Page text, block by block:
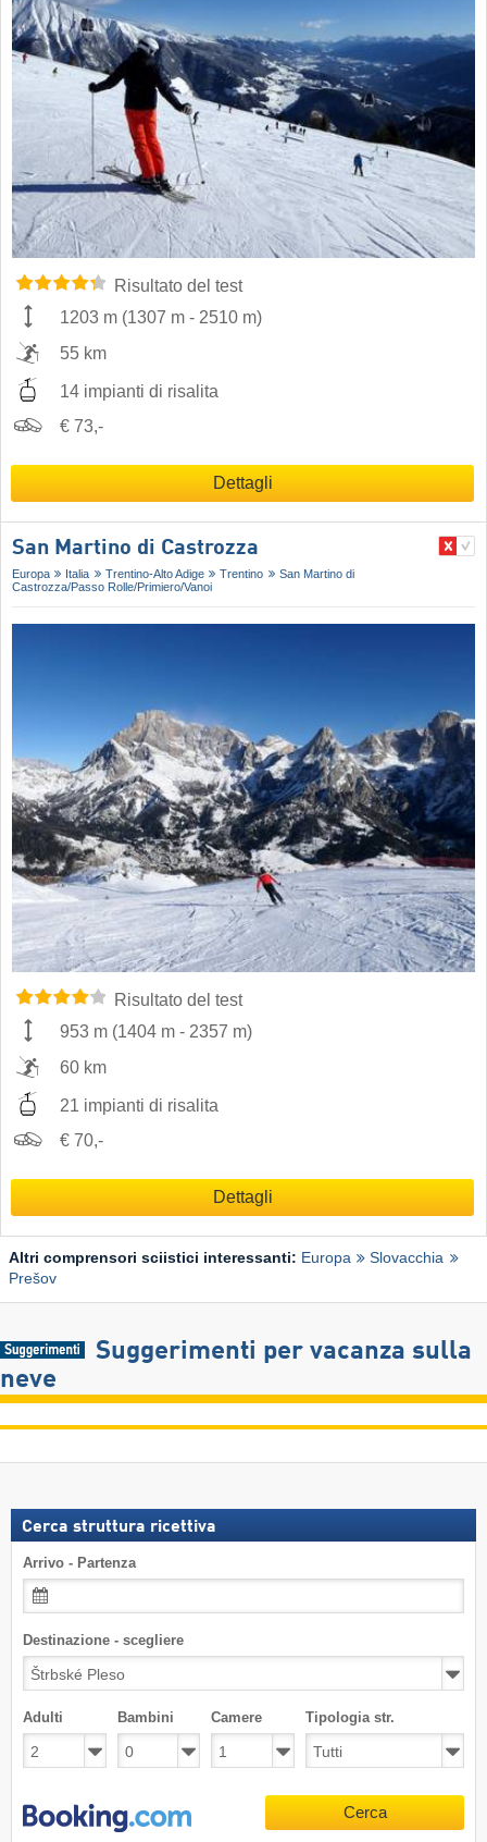
Risultato del test
1203 m (1307 m - 2510 m)
55 km
14 impianti di risalita
€ 73,-
Dettagli
San Martino di Castrozza
Europa Italia Trentino-Alto Adige Trentino
San Martino di
Castrozza/​Passo Rolle/​Primiero/​Vanoi
Risultato del test
953 m (1404 m - 2357 m)
60 km
21 impianti di risalita
€ 70,-
Dettagli
Altri comprensori sciistici interessanti: Europa
Slovacchia
Prešov
Suggerimenti per vacanza sulla
neve
Cerca struttura ricettiva
Arrivo - Partenza
Destinazione - scegliere
Adulti Bambini Camere Tipologia str.
Cerca